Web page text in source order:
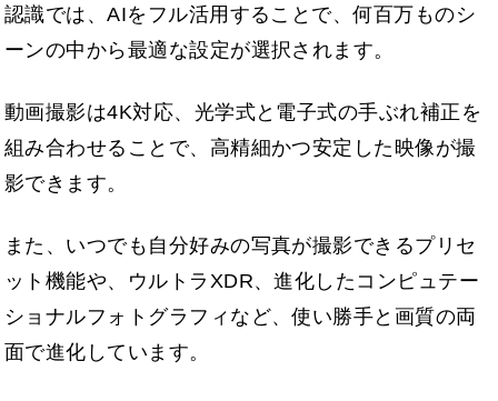
認識では、AIをフル活用することで、何百万ものシ
ーンの中から最適な設定が選択されます。
動画撮影は4K対応、光学式と電子式の手ぶれ補正を
組み合わせることで、高精細かつ安定した映像が撮
影できます。
また、いつでも自分好みの写真が撮影できるプリセ
ット機能や、ウルトラXDR、進化したコンピュテー
ショナルフォトグラフィなど、使い勝手と画質の両
面で進化しています。